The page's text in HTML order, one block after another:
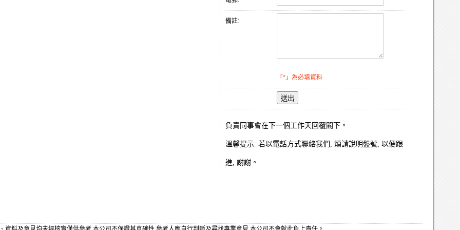
備註:
「*」為必填資料
送出
負責同事會在下一個工作天回覆閣下。
溫馨提示: 若以電話方式聯絡我們, 煩請說明盤號, 以便跟
進, 謝謝。